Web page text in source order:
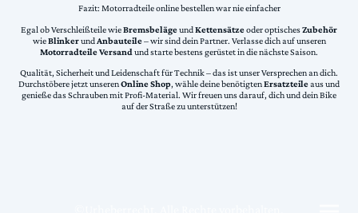
Fazit: Motorradteile online bestellen war nie einfacher
Egal ob Verschleißteile wieBremsbelägeundKettensätzeoder optischesZubehör
wieBlinkerundAnbauteile– wir sind dein Partner. Verlasse dich auf unseren
Motorradteile Versand und starte bestens gerüstet in die nächste Saison.
Qualität, Sicherheit und Leidenschaft für Technik – das ist unser Versprechen an dich.
Durchstöbere jetzt unserenOnline Shop, wähle deine benötigtenErsatzteileaus und
genieße das Schrauben mit Profi-Material. Wir freuen uns darauf, dich und dein Bike
auf der Straße zu unterstützen!